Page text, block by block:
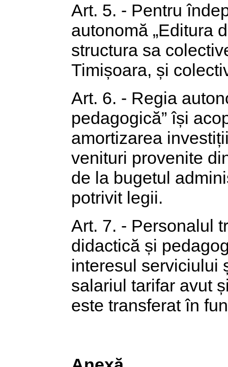
Art. 5. - Pentru
autonomă „Editura
structura sa
Timișoara, și
Art. 6. - Regia
pedagogică” își
amortizarea
venituri provenite
de la bugetul
potrivit legii.
Art. 7. - Personalul
didactică și
interesul serviciului
salariul tarifar avut
este transferat în